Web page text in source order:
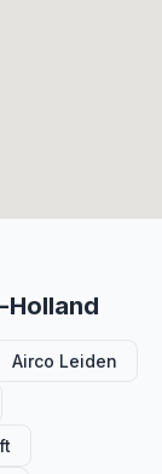
Holland
Airco Leiden